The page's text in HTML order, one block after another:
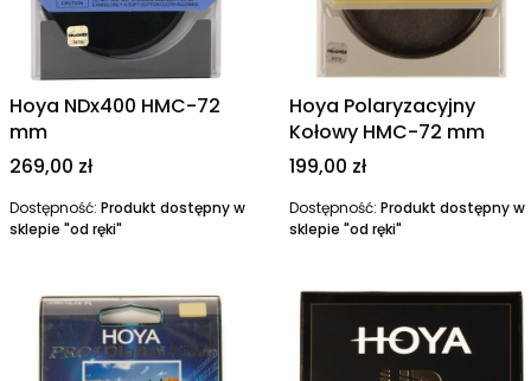
Hoya NDx400 HMC-72
mm
Cena
269,00 zł
Dostępność: Produkt dostępny w
sklepie "od ręki"
Hoya Polaryzacyjny
Kołowy HMC-72 mm
Cena
199,00 zł
Dostępność: Produkt dostępny w
sklepie "od ręki"